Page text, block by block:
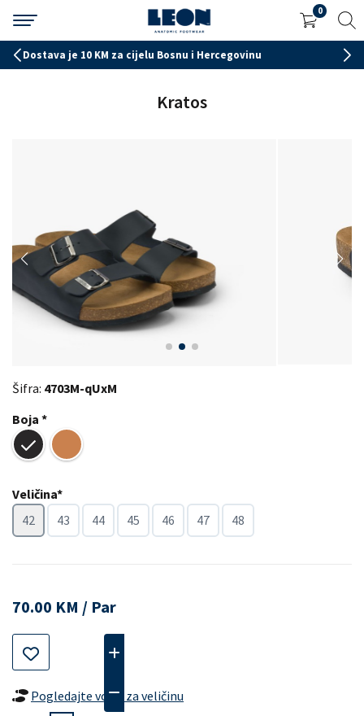
0
Poručite na tel 056 261 423 radnim danima od 7-15h
Kratos
Šifra: 4703M-qUxM
Boja *
Veličina*
42
43 44 45 46 47 48
70.00 KM / Par
Pogledajte vodič za veličinu